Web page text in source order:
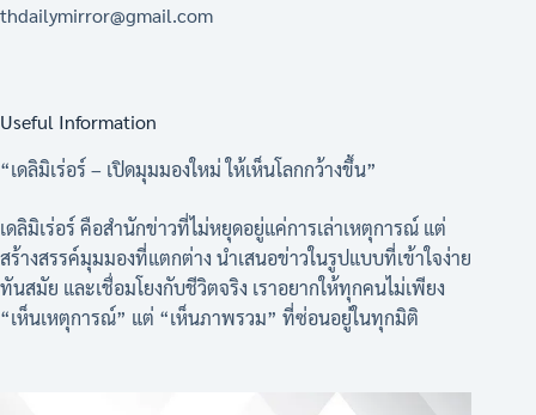
thdailymirror@gmail.com
Useful Information
“เดลิมิเร่อร์ – เปิดมุมมองใหม่ ให้เห็นโลกกว้างขึ้น”
เดลิมิเร่อร์ คือสำนักข่าวที่ไม่หยุดอยู่แค่การเล่าเหตุการณ์ แต่
สร้างสรรค์มุมมองที่แตกต่าง นำเสนอข่าวในรูปแบบที่เข้าใจง่าย
ทันสมัย และเชื่อมโยงกับชีวิตจริง เราอยากให้ทุกคนไม่เพียง
“เห็นเหตุการณ์” แต่ “เห็นภาพรวม” ที่ซ่อนอยู่ในทุกมิติ